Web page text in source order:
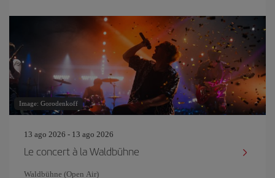
Image: Gorodenkoff
13 ago 2026 - 13 ago 2026
Le concert à la Waldbühne
Waldbühne (Open Air)